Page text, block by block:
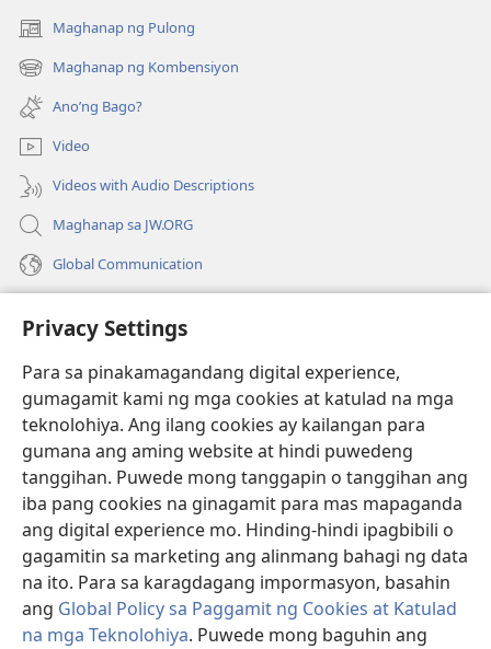
Privacy Settings
Para sa pinakamagandang digital experience,
gumagamit kami ng mga cookies at katulad na mga
teknolohiya. Ang ilang cookies ay kailangan para
gumana ang aming website at hindi puwedeng
tanggihan. Puwede mong tanggapin o tanggihan ang
iba pang cookies na ginagamit para mas mapaganda
ang digital experience mo. Hinding-hindi ipagbibili o
gagamitin sa marketing ang alinmang bahagi ng data
na ito. Para sa karagdagang impormasyon, basahin
ang Global Policy sa Paggamit ng Cookies at Katulad
na mga Teknolohiya. Puwede mong baguhin ang
Maghanap ng Pulong
(may
bubukas
na
bagong
window)
Maghanap ng Kombensiyon
(may
bubukas
na
bagong
window)
Ano’ng Bago?
Video
Videos with Audio Descriptions
Maghanap sa JW.ORG
Global Communication
(may
na
bagong
window)
Watchtower ONLINE LIBRARY™
(may
bubukas
na
bagong
window)
JW Hub ®
(may
bubukas
bagong
window)
JW Library ®
Watchtower Library®